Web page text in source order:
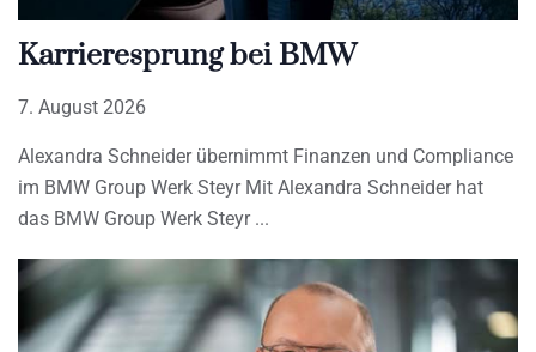
Karrieresprung bei BMW
7. August 2026
Alexandra Schneider übernimmt Finanzen und Compliance
im BMW Group Werk Steyr Mit Alexandra Schneider hat
das BMW Group Werk Steyr